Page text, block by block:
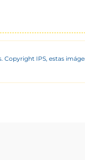
Copyright IPS, estas